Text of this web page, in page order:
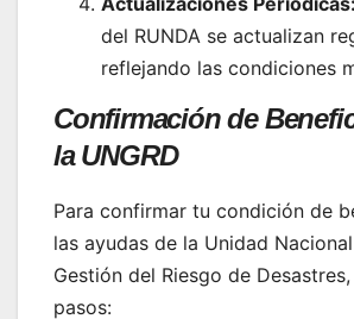
del RUNDA se actualizan
reflejando las condiciones
Confirmación de
la UNGRD
Para confirmar tu condición de
las ayudas de la Unidad
Gestión del Riesgo de
pasos: